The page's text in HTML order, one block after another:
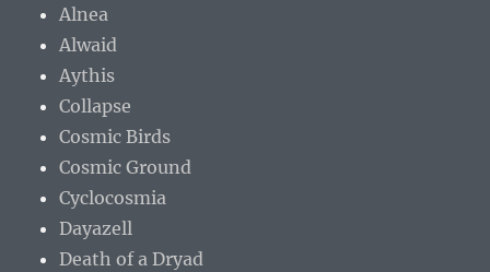
Alnea
Alwaid
Aythis
Collapse
Cosmic Birds
Cosmic Ground
Cyclocosmia
Dayazell
Death of a Dryad